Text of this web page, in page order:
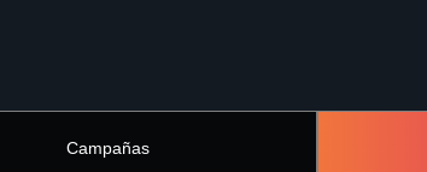
Campañas